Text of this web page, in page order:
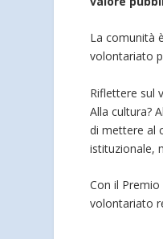
La comunità
volontariato
Riflettere sul
Alla cultura?
di mettere al
istituzionale,
Con il Premio
volontariato